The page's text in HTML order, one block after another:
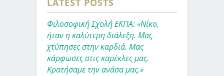
LATEST POSTS
Φιλοσοφική Σχολή ΕΚΠΑ: «Νίκο,
ήταν η καλύτερη διάλεξη. Μας
χτύπησες στην καρδιά. Μας
κάρφωσες στις καρέκλες μας.
Κρατήσαμε την ανάσα μας.»